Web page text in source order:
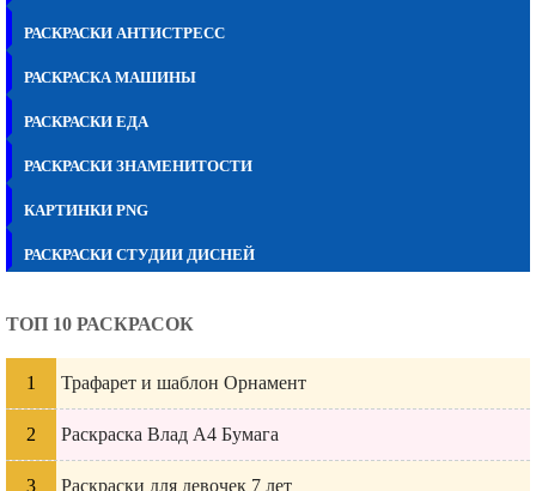
РАСКРАСКИ АНТИСТРЕСС
РАСКРАСКА МАШИНЫ
РАСКРАСКИ ЕДА
РАСКРАСКИ ЗНАМЕНИТОСТИ
КАРТИНКИ PNG
РАСКРАСКИ СТУДИИ ДИСНЕЙ
ТОП 10 РАСКРАСОК
Трафарет и шаблон Орнамент
Раскраска Влад А4 Бумага
Раскраски для девочек 7 лет